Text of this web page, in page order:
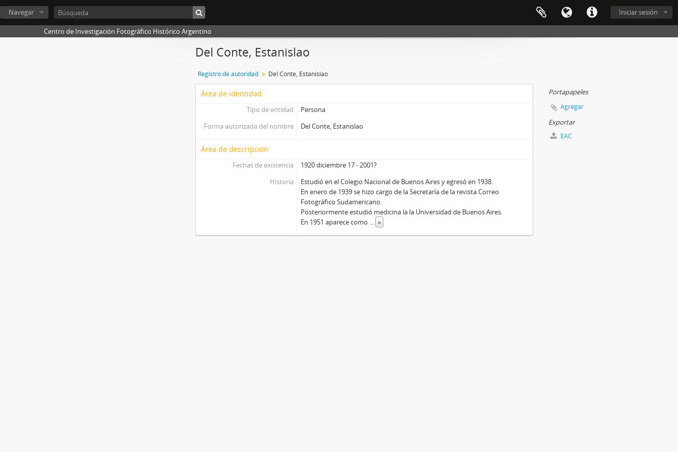
Iniciar sesión
Navegar
Centro de Investigación Fotográfico Histórico Argentino
Del Conte, Estanislao
Registro de autoridad Del Conte, Estanislao
Área de identidad
Tipo de entidad
Persona
Forma autorizada del nombre
Del Conte, Estanislao
Área de descripción
Fechas de existencia
1920 diciembre 17 - 2001?
Historia
Estudió en el Colegio Nacional de Buenos Aires y egresó en 1938.
En enero de 1939 se hizo cargo de la Secretaría de la revista Correo
Fotográfico Sudamericano.
Posteriormente estudió medicina la la Universidad de Buenos Aires.
En 1951 aparece como ... »
Portapapeles
Agregar
Exportar
EAC